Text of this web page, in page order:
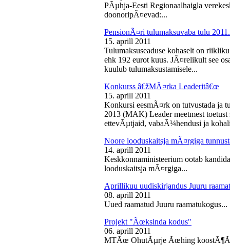
PÃµhja-Eesti Regionaalhaigla
doonoripÃ¤evad:...
PensionÃ¤ri tulumaksuvaba tulu
15. aprill 2011
Tulumaksuseaduse kohaselt on
ehk 192 eurot kuus. JÃ¤relikult see
kuulub tulumaksustamisele...
Konkurss â€žMÃ¤rka Leaderitâ€œ
15. aprill 2011
Konkursi eesmÃ¤rk on tutvustada ja
2013 (MAK) Leader meetmest
ettevÃµtjaid, vabaÃ¼hendusi ja
Noore looduskaitsja mÃ¤rgiga
14. aprill 2011
Keskkonnaministeerium ootab
looduskaitsja mÃ¤rgiga...
Aprillikuu uudiskirjandus Juuru
08. aprill 2011
Uued raamatud Juuru raamatukogus...
Projekt "Ãœksinda kodus"
06. aprill 2011
MTÃœ OhutÃµrje Ãœhing